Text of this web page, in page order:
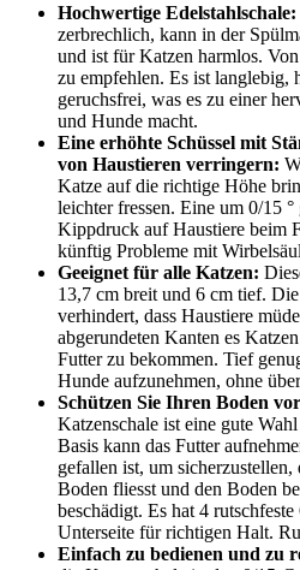
Hochwertige Edelstahlschale:
zerbrechlich, kann in der
und ist für Katzen harmlos.
zu empfehlen. Es ist langlebig,
geruchsfrei, was es zu einer
und Hunde macht.
Eine erhöhte Schüssel mit
von Haustieren verringern:
Katze auf die richtige Höhe
leichter fressen. Eine um 0/15
Kippdruck auf Haustiere beim
künftig Probleme mit
Geeignet für alle Katzen:
13,7 cm breit und 6 cm tief.
verhindert, dass Haustiere
abgerundeten Kanten es
Futter zu bekommen. Tief
Hunde aufzunehmen, ohne
Schützen Sie Ihren Boden
Katzenschale ist eine gute
Basis kann das Futter
gefallen ist, um
Boden fliesst und den Boden
beschädigt. Es hat 4
Unterseite für richtigen Halt.
Einfach zu bedienen und zu